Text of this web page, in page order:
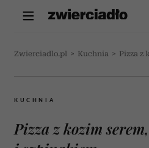
Zwierciadlo.pl > Kuchnia > Pizza z
KUCHNIA
Pizza z kozim